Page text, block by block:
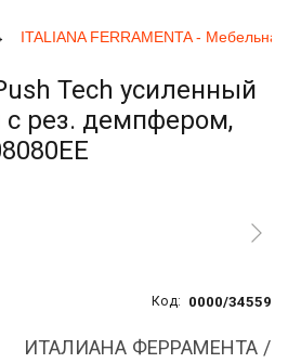
ITALIANA FERRAMENTA -
Tech усиленный
рез. демпфером,
Код: 0000/34559
ИТАЛИАНА ФЕРРАМЕНТА /